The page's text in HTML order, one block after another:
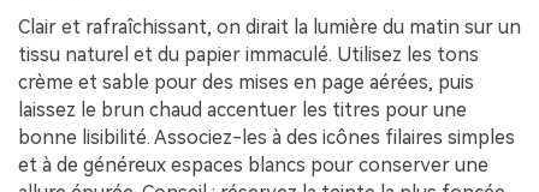
Clair et rafraîchissant, on dirait la lumière du matin sur un
tissu naturel et du papier immaculé. Utilisez les tons
crème et sable pour des mises en page aérées, puis
laissez le brun chaud accentuer les titres pour une
bonne lisibilité. Associez-les à des icônes filaires simples
et à de généreux espaces blancs pour conserver une